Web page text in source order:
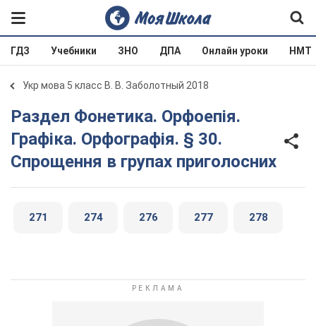
ГДЗ Учебники ЗНО ДПА Онлайн уроки НМТ
Укр мова 5 класс В. В. Заболотный 2018
Раздел Фонетика. Орфоепія.
Графіка. Орфографія. § 30.
Спрощення в групах приголосних
271 274 276 277 278